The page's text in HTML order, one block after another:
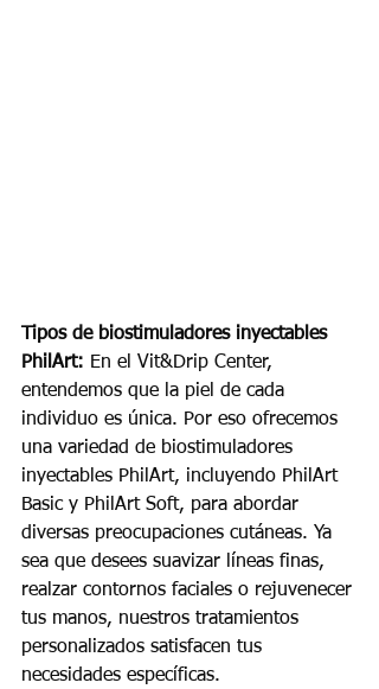
Tipos de biostimuladores inyectables
PhilArt: En el Vit&Drip Center,
entendemos que la piel de cada
individuo es única. Por eso ofrecemos
una variedad de biostimuladores
inyectables PhilArt, incluyendo PhilArt
Basic y PhilArt Soft, para abordar
diversas preocupaciones cutáneas. Ya
sea que desees suavizar líneas finas,
realzar contornos faciales o rejuvenecer
tus manos, nuestros tratamientos
personalizados satisfacen tus
necesidades específicas.